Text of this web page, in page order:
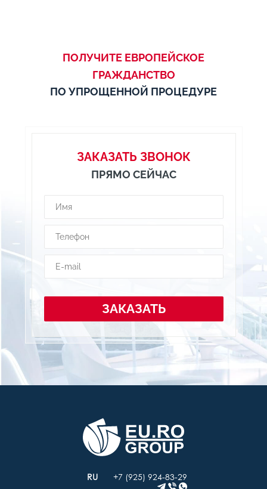
ПОЛУЧИТЕ ЕВРОПЕЙСКОЕ
ГРАЖДАНСТВО
ПО УПРОЩЕННОЙ ПРОЦЕДУРЕ
ЗАКАЗАТЬ ЗВОНОК
ПРЯМО СЕЙЧАС
ЗАКАЗАТЬ
+7 (925) 924-83-29